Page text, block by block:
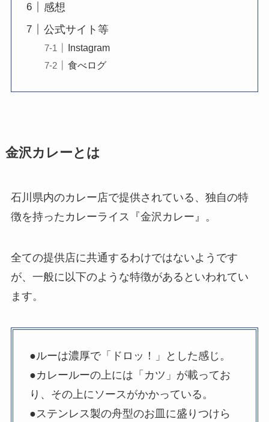
感想
公式サイト等
Instagram
食べログ
金沢カレーとは
石川県内のカレー店で提供されている、独自の特
徴を持ったカレーライス『金沢カレー』。
全ての提供店に共通するわけではないようです
が、一般に以下のような特徴があるといわれてい
ます。
●ルーは濃厚で「ドロッ！」とした感じ。
●カレールーの上には「カツ」が載ってお
り、その上にソースがかかっている。
●ステンレス製の舟型のお皿に盛りつけら